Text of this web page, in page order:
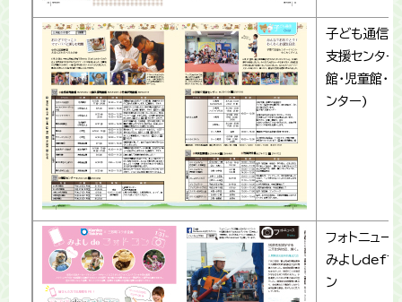
子ども通信(
支援センター
館・児童館･
ンター)
フォトニュー
みよしdefフ
ン